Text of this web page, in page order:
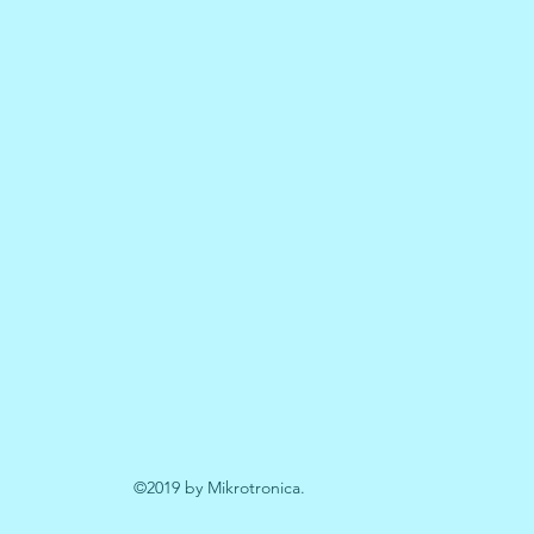
©2019 by Mikrotronica.